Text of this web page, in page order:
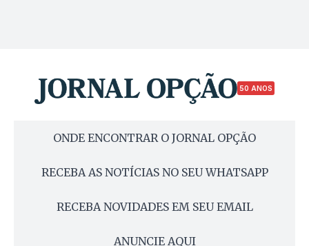
50 ANOS
ONDE ENCONTRAR O JORNAL OPÇÃO
RECEBA AS NOTÍCIAS NO SEU WHATSAPP
RECEBA NOVIDADES EM SEU EMAIL
ANUNCIE AQUI